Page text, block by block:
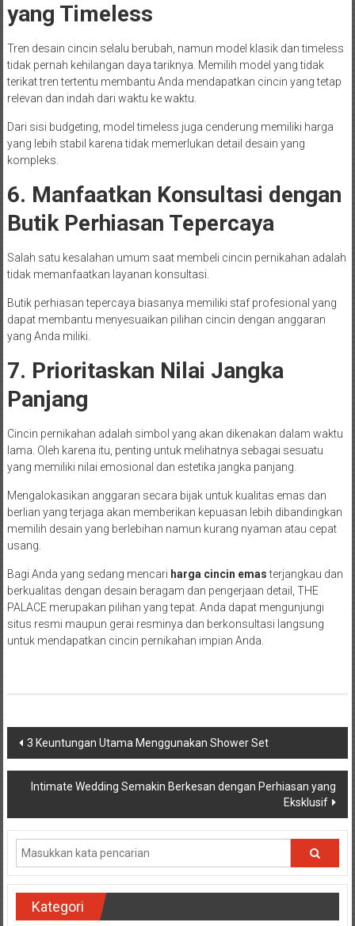
yang Timeless
Tren desain cincin selalu berubah, namun model klasik dan timeless
tidak pernah kehilangan daya tariknya. Memilih model yang tidak
terikat tren tertentu membantu Anda mendapatkan cincin yang tetap
relevan dan indah dari waktu ke waktu.
Dari sisi budgeting, model timeless juga cenderung memiliki harga
yang lebih stabil karena tidak memerlukan detail desain yang
kompleks.
6. Manfaatkan Konsultasi dengan
Butik Perhiasan Tepercaya
Salah satu kesalahan umum saat membeli cincin pernikahan adalah
tidak memanfaatkan layanan konsultasi.
Butik perhiasan tepercaya biasanya memiliki staf profesional yang
dapat membantu menyesuaikan pilihan cincin dengan anggaran
yang Anda miliki.
7. Prioritaskan Nilai Jangka
Panjang
Cincin pernikahan adalah simbol yang akan dikenakan dalam waktu
lama. Oleh karena itu, penting untuk melihatnya sebagai sesuatu
yang memiliki nilai emosional dan estetika jangka panjang.
Mengalokasikan anggaran secara bijak untuk kualitas emas dan
berlian yang terjaga akan memberikan kepuasan lebih dibandingkan
memilih desain yang berlebihan namun kurang nyaman atau cepat
usang.
Bagi Anda yang sedang mencari harga cincin emasterjangkau dan
berkualitas dengan desain beragam dan pengerjaan detail, THE
PALACE merupakan pilihan yang tepat. Anda dapat mengunjungi
situs resmi maupun gerai resminya dan berkonsultasi langsung
untuk mendapatkan cincin pernikahan impian Anda.
Navigasi
pos
3 Keuntungan Utama Menggunakan Shower Set
Intimate Wedding Semakin Berkesan dengan Perhiasan yang
Eksklusif
Kategori